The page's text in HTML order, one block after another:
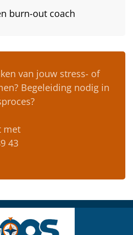
burn-out coach
van jouw stress- of
Begeleiding nodig in
met
43